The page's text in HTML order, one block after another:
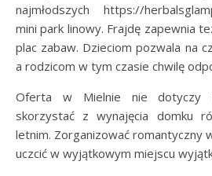
najmłodszych https://
mini park linowy. Frajdę zapewnia
plac zabaw. Dzieciom pozwala na
a rodzicom w tym czasie chwilę
Oferta w Mielnie nie dotyczy
skorzystać z wynajęcia domku
letnim. Zorganizować romantyczny
uczcić w wyjątkowym miejscu